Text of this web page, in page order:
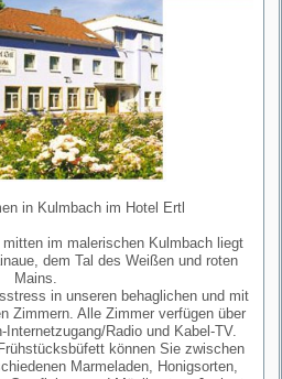
in Kulmbach im Hotel Ertl
im malerischen Kulmbach liegt
dem Tal des Weißen und roten
Mains.
in unseren behaglichen und mit
Zimmern. Alle Zimmer verfügen über
Internetzugang/Radio und Kabel-TV.
können Sie zwischen
Marmeladen, Honigsorten,